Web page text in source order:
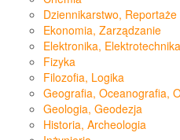
Dziennikarstwo, Reportaże
Ekonomia, Zarządzanie
Elektronika, Elektrotechnika
Fizyka
Filozofia, Logika
Geografia, Oceanografia,
Geologia, Geodezja
Historia, Archeologia